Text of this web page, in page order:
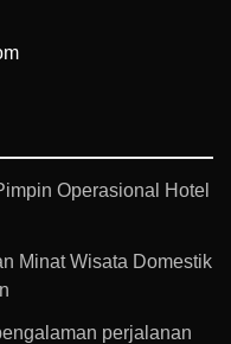
Operasional Hotel
Minat Wisata Domestik
perjalanan